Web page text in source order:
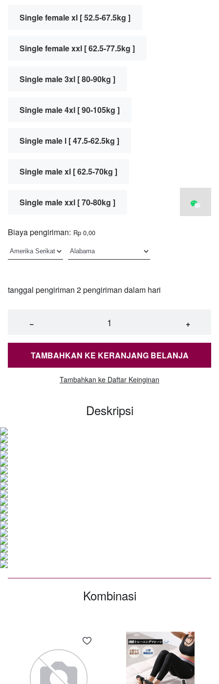
Single female xl [ 52.5-67.5kg ]
Single female xxl [ 62.5-77.5kg ]
Single male 3xl [ 80-90kg ]
Single male 4xl [ 90-105kg ]
Single male l [ 47.5-62.5kg ]
Single male xl [ 62.5-70kg ]
Single male xxl [ 70-80kg ]
Biaya pengiriman: Rp 0,00
tanggal pengiriman 2 pengiriman dalam hari
− +
TAMBAHKAN KE KERANJANG BELANJA
Tambahkan ke Daftar Keinginan
Deskripsi
Kombinasi